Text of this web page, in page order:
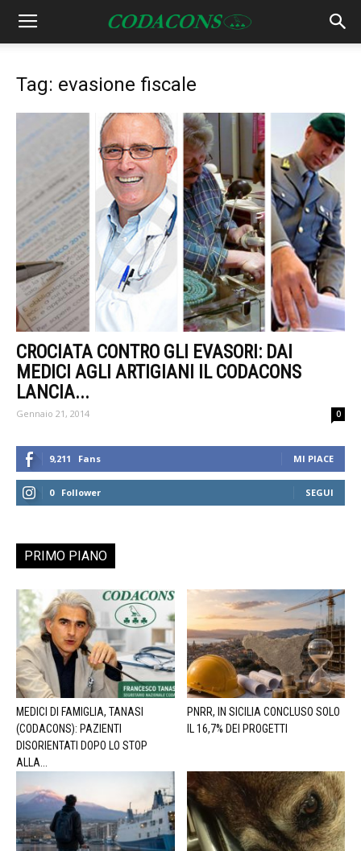
Tag: evasione fiscale
CROCIATA CONTRO GLI EVASORI: DAI
MEDICI AGLI ARTIGIANI IL CODACONS
LANCIA...
Gennaio 21, 2014 0
9,211 Fans MI PIACE
0 Follower SEGUI
PRIMO PIANO
MEDICI DI FAMIGLIA, TANASI
(CODACONS): PAZIENTI
DISORIENTATI DOPO LO STOP
ALLA...
PNRR, IN SICILIA CONCLUSO SOLO
IL 16,7% DEI PROGETTI